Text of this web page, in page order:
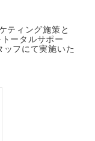
ティング施策と
ータルサポー
ッフにて実施いた